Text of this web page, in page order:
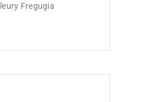
Fregugia